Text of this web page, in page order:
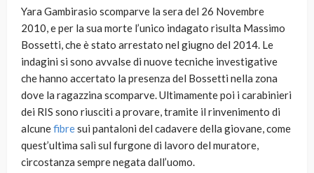
Yara Gambirasio scomparve la sera del 26 Novembre
2010, e per la sua morte l’unico indagato risulta Massimo
Bossetti, che è stato arrestato nel giugno del 2014. Le
indagini si sono avvalse di nuove tecniche investigative
che hanno accertato la presenza del Bossetti nella zona
dove la ragazzina scomparve. Ultimamente poi i carabinieri
dei RIS sono riusciti a provare, tramite il rinvenimento di
alcunefibresui pantaloni del cadavere della giovane, come
quest’ultima salì sul furgone di lavoro del muratore,
circostanza sempre negata dall’uomo.